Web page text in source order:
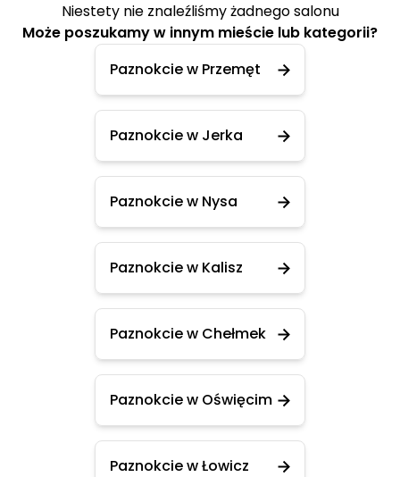
Niestety nie znaleźliśmy żadnego salonu
Może poszukamy w innym mieście lub kategorii?
Paznokcie w Przemęt
Paznokcie w Jerka
Paznokcie w Nysa
Paznokcie w Kalisz
Paznokcie w Chełmek
Paznokcie w Oświęcim
Paznokcie w Łowicz